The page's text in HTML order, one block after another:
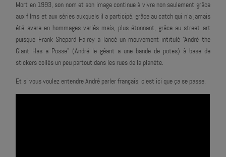
Mort en 1993, son nom et son image continue à vivre non seulement grâce
aux films et aux séries auxquels il a participé, grâce au catch qui n'a jamais
été avare en hommages variés mais, plus étonnant, grâce au street art
puisque Frank Shepard Fairey a lancé un mouvement intitulé "André the
Giant Has a Posse" (André le géant a une bande de potes) à base de
stickers collés un peu partout dans les rues de la planète.
Et si vous voulez entendre André parler français, c'est ici que ça se passe.